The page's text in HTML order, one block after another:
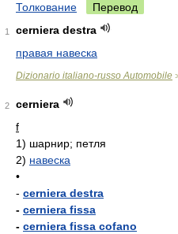
Толкование Перевод
1
cerniera destra
правая навеска
Dizionario italiano-russo Automobile
2
cerniera
f
1) шарнир; петля
2) навеска
•
- cerniera destra
- cerniera fissa
- cerniera fissa cofano